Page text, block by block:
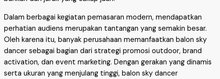
Dalam berbagai kegiatan pemasaran modern, mendapatkan
perhatian audiens merupakan tantangan yang semakin besar.
Oleh karena itu, banyak perusahaan memanfaatkan balon sky
dancer sebagai bagian dari strategi promosi outdoor, brand
activation, dan event marketing. Dengan gerakan yang dinamis
serta ukuran yang menjulang tinggi, balon sky dancer